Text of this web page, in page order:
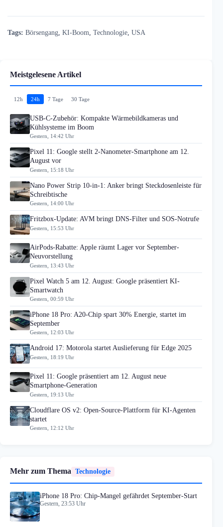
Tags: Börsengang KI-Boom Technologie USA
Meistgelesene Artikel
12h 24h 7 Tage 30 Tage
USB-C-Zubehör: Kompakte Wärmebildkameras und
Kühlsysteme im Boom
Gestern, 14:42 Uhr
Pixel 11: Google stellt 2-Nanometer-Smartphone am 12.
August vor
Gestern, 15:18 Uhr
Nano Power Strip 10-in-1: Anker bringt Steckdosenleiste für
Schreibtische
Gestern, 14:00 Uhr
Fritzbox-Update: AVM bringt DNS-Filter und SOS-Notrufe
Gestern, 15:53 Uhr
AirPods-Rabatte: Apple räumt Lager vor September-
Neuvorstellung
Gestern, 13:43 Uhr
Pixel Watch 5 am 12. August: Google präsentiert KI-
Smartwatch
Gestern, 00:59 Uhr
iPhone 18 Pro: A20-Chip spart 30% Energie, startet im
September
Gestern, 12:03 Uhr
Android 17: Motorola startet Auslieferung für Edge 2025
Gestern, 18:19 Uhr
Pixel 11: Google präsentiert am 12. August neue
Smartphone-Generation
Gestern, 19:13 Uhr
Cloudflare OS v2: Open-Source-Plattform für KI-Agenten
startet
Gestern, 12:12 Uhr
Mehr zum Thema Technologie
iPhone 18 Pro: Chip-Mangel gefährdet September-Start
Gestern, 23:53 Uhr